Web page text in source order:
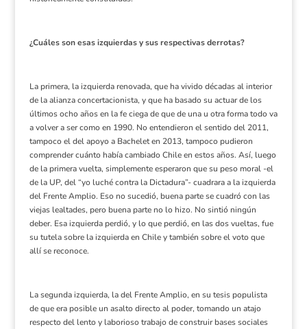
¿Cuáles son esas izquierdas y sus respectivas derrotas?
La primera, la izquierda renovada, que ha vivido décadas al interior
de la alianza concertacionista, y que ha basado su actuar de los
últimos ocho años en la fe ciega de que de una u otra forma todo va
a volver a ser como en 1990. No entendieron el sentido del 2011,
tampoco el del apoyo a Bachelet en 2013, tampoco pudieron
comprender cuánto había cambiado Chile en estos años. Así, luego
de la primera vuelta, simplemente esperaron que su peso moral -el
de la UP, del “yo luché contra la Dictadura”- cuadrara a la izquierda
del Frente Amplio. Eso no sucedió, buena parte se cuadró con las
viejas lealtades, pero buena parte no lo hizo. No sintió ningún
deber. Esa izquierda perdió, y lo que perdió, en las dos vueltas, fue
su tutela sobre la izquierda en Chile y también sobre el voto que
allí se reconoce.
La segunda izquierda, la del Frente Amplio, en su tesis populista
de que era posible un asalto directo al poder, tomando un atajo
respecto del lento y laborioso trabajo de construir bases sociales